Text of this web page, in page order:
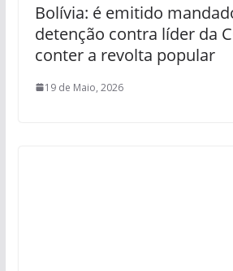
Bolívia: é emitido
detenção contra líder da
conter a revolta popular
19 de Maio, 2026